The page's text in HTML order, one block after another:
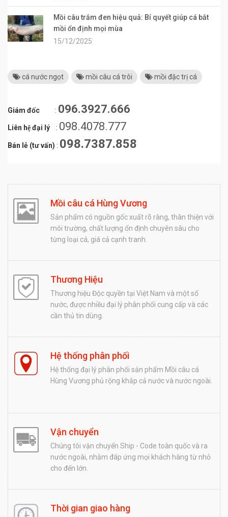
Mồi câu trắm đen hiệu quả: Bí quyết giúp cá bắt
mồi ổn định mọi mùa
15/12/2025
cá nước ngọt mồi câu cá trôi mồi đặc trị cá
Giám đốc : 096.3927.666
Liên hệ đại lý : 098.4078.777
Bán lẻ (tư vấn) : 098.7387.858
Mồi câu cá Hùng Vương
Sản phẩm có nguồn gốc xuất rõ ràng, thân thiện với
môi trường, chất lượng ổn định chuyên sâu cho
từng loại cá, giá cả cạnh tranh.
Thương Hiệu
Thương hiệu Độc quyền tại Việt Nam và một số
nước, được nhiều đại lý phân phối cung cấp và các
cần thủ tin dùng.
Hệ thống phân phối
Hệ thống đại lý phân phối sản phẩm Mồi câu cá
Hùng Vương phủ rộng khắp cả nước và nước ngoài.
Vận chuyển
Chúng tôi vận chuyển Ship - Code toàn quốc và ra
nước ngoài, nhằm đáp ứng mọi khách hàng từ nhỏ
cho đến lớn.
Thời gian giao hàng